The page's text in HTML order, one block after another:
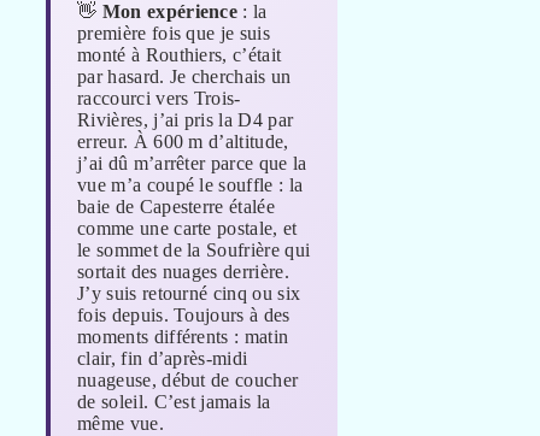
👋 Mon expérience : la
première fois que je suis
monté à Routhiers, c’était
par hasard. Je cherchais un
raccourci vers Trois-
Rivières, j’ai pris la D4 par
erreur. À 600 m d’altitude,
j’ai dû m’arrêter parce que la
vue m’a coupé le souffle : la
baie de Capesterre étalée
comme une carte postale, et
le sommet de la Soufrière qui
sortait des nuages derrière.
J’y suis retourné cinq ou six
fois depuis. Toujours à des
moments différents : matin
clair, fin d’après-midi
nuageuse, début de coucher
de soleil. C’est jamais la
même vue.